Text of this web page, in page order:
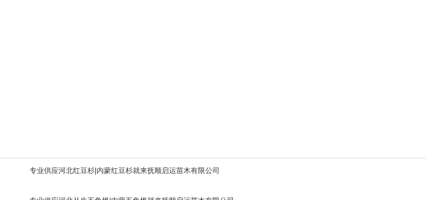
专业供应河北红豆杉|内蒙红豆杉就来抚顺启运苗木有限公司